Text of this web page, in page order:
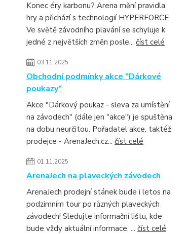
Konec éry karbonu? Arena mění pravidla
hry a přichází s technologií HYPERFORCE
Ve světě závodního plavání se schyluje k
jedné z největších změn posle... číst celé
03.11.2025
Obchodní podmínky akce "Dárkové
poukazy"
Akce "Dárkový poukaz - sleva za umístění
na závodech" (dále jen "akce") je spuštěna
na dobu neurčitou. Pořadatel akce, taktéž
prodejce - ArenaJech.cz... číst celé
01.11.2025
ArenaJech na plaveckých závodech
ArenaJech prodejní stánek bude i letos na
podzimním tour po různých plaveckých
závodech! Sledujte informační lištu, kde
bude vždy aktuální informace, ... číst celé